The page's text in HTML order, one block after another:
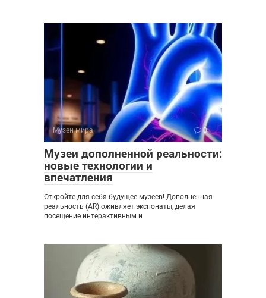
Музеи мира 0
Музеи дополненной реальности:
новые технологии и
впечатления
Откройте для себя будущее музеев! Дополненная
реальность (AR) оживляет экспонаты, делая
посещение интерактивным и